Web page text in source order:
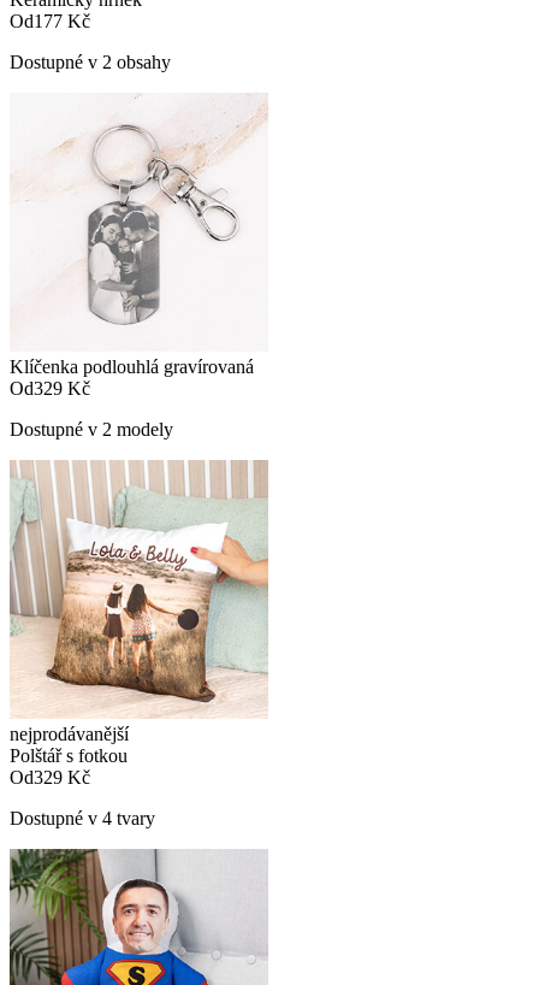
Od177 Kč
Dostupné v 2 obsahy
Klíčenka podlouhlá gravírovaná
Od329 Kč
Dostupné v 2 modely
nejprodávanější
Polštář s fotkou
Od329 Kč
Dostupné v 4 tvary